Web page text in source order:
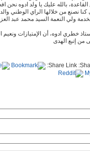
الأربعاء, 09 يناير 2019 21:38
القاعدة، بالله عليك يا ولد
كنا نصنع من خلالها الراي الوطني
ولي النعمة السيد محمد عبد
خطري ادوه، أن الإمتيازات
من إتبع الهدى